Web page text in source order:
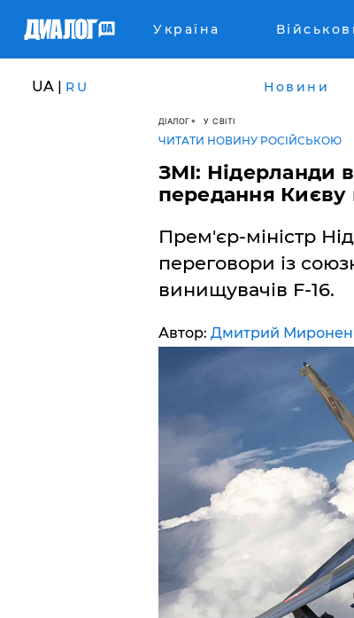
Україна
UA | RU Новини
ДІАЛОГ У СВІТІ
ЧИТАТИ НОВИНУ РОСІЙСЬКОЮ
ЗМІ: Нідерланди
передання Києву
Прем'єр-міністр
переговори із
винищувачів F-16.
Автор: Дмитрий